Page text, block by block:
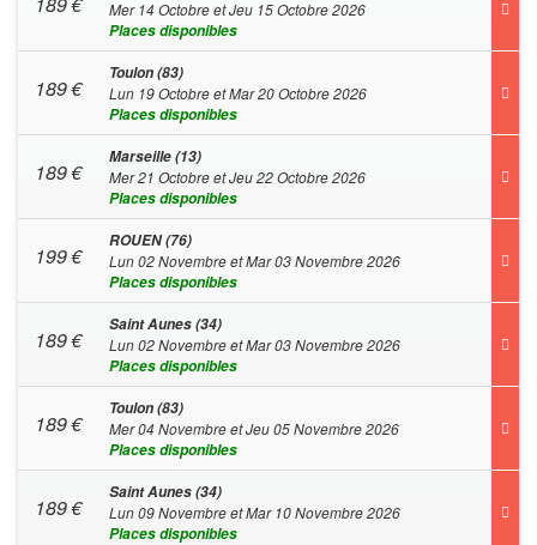
Mer 14 Octobre et Jeu 15 Octobre 2026
Places disponibles
189€
Toulon (83)
Lun 19 Octobre et Mar 20 Octobre 2026
Places disponibles
189€
Marseille (13)
Mer 21 Octobre et Jeu 22 Octobre 2026
Places disponibles
199€
ROUEN (76)
Lun 02 Novembre et Mar 03 Novembre 2026
Places disponibles
189€
Saint Aunes (34)
Lun 02 Novembre et Mar 03 Novembre 2026
Places disponibles
189€
Toulon (83)
Mer 04 Novembre et Jeu 05 Novembre 2026
Places disponibles
189€
Saint Aunes (34)
Lun 09 Novembre et Mar 10 Novembre 2026
Places disponibles